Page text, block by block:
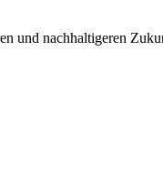
und nachhaltigeren